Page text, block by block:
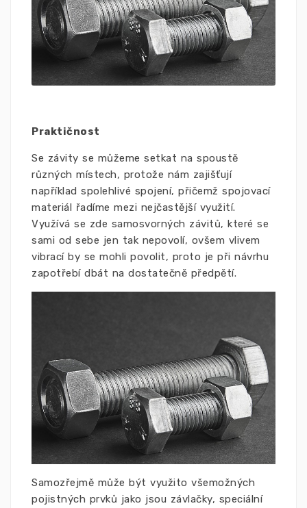
Praktičnost
Se závity se můžeme setkat na spoustě
různých místech, protože nám zajišťují
například spolehlivé spojení, přičemž spojovací
materiál řadíme mezi nejčastější využití.
Využívá se zde samosvorných závitů, které se
sami od sebe jen tak nepovolí, ovšem vlivem
vibrací by se mohli povolit, proto je při návrhu
zapotřebí dbát na dostatečně předpětí.
Samozřejmě může být využito všemožných
pojistných prvků jako jsou závlačky, speciální